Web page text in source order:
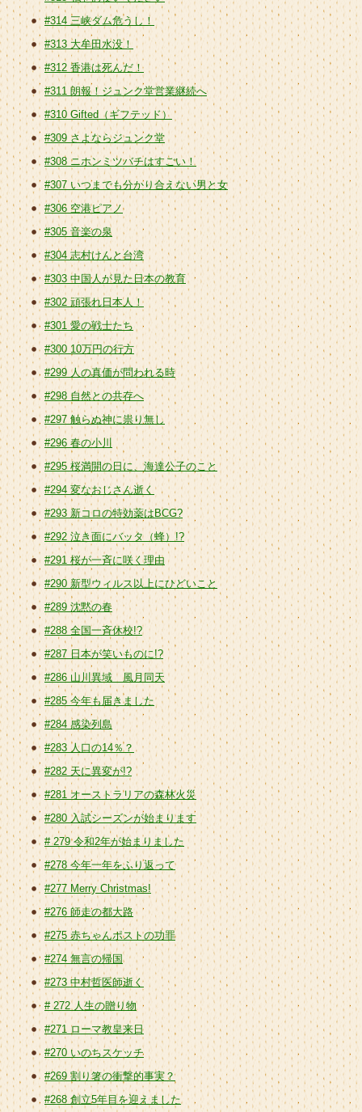
#314 三峡ダム危うし！
#313 大牟田水没！
#312 香港は死んだ！
#311 朗報！ジュンク堂営業継続へ
#310 Gifted（ギフテッド）
#309 さよならジュンク堂
#308 ニホンミツバチはすごい！
#307 いつまでも分かり合えない男と女
#306 空港ピアノ
#305 音楽の泉
#304 志村けんと台湾
#303 中国人が見た日本の教育
#302 頑張れ日本人！
#301 愛の戦士たち
#300 10万円の行方
#299 人の真価が問われる時
#298 自然との共存へ
#297 触らぬ神に祟り無し
#296 春の小川
#295 桜満開の日に、海達公子のこと
#294 変なおじさん逝く
#293 新コロの特効薬はBCG?
#292 泣き面にバッタ（蜂）!?
#291 桜が一斉に咲く理由
#290 新型ウィルス以上にひどいこと
#289 沈黙の春
#288 全国一斉休校!?
#287 日本が笑いものに!?
#286 山川異域 風月同天
#285 今年も届きました
#284 感染列島
#283 人口の14％？
#282 天に異変が!?
#281 オーストラリアの森林火災
#280 入試シーズンが始まります
# 279 令和2年が始まりました
#278 今年一年をふり返って
#277 Merry Christmas!
#276 師走の都大路
#275 赤ちゃんポストの功罪
#274 無言の帰国
#273 中村哲医師逝く
# 272 人生の贈り物
#271 ローマ教皇来日
#270 いのちスケッチ
#269 割り箸の衝撃的事実？
#268 創立5年目を迎えました